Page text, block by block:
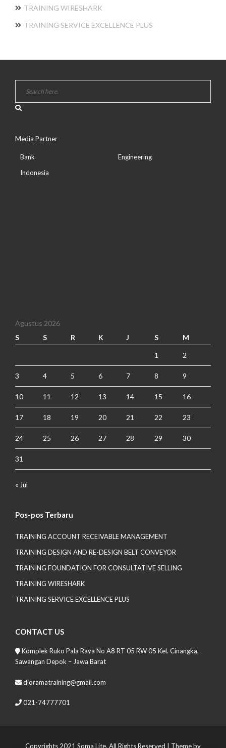
TRAINING WIRESHARK
TRAINING SERVICE EXCELLENCE PLUS
Media Partner
Bank
Indonesia
Engineering
Agustus 2026
S
S R K J S M
1 2
3 4 5 6 7 8 9
10 11 12 13 14 15 16
17 18 19 20 21 22 23
24 25 26 27 28 29 30
31
« Jul
Pos-pos Terbaru
TRAINING ACCOUNT RECEIVABLE MANAGEMENT
TRAINING DESIGN AND RE-DESIGN BELT CONVEYOR
TRAINING FOUNDATION FOR CONSULTATIVE SELLING
TRAINING WIRESHARK
TRAINING SERVICE EXCELLENCE PLUS
CONTACT US
Komplek Ruko Pala Raya No A8 RT 05 RW 05 Kel. Cinangka,
Sawangan Depok – Jawa Barat
dioramatraining@gmail.com
021-74777701
Copyrights 2021 Soma Lite. All Rights Reserved | Theme by